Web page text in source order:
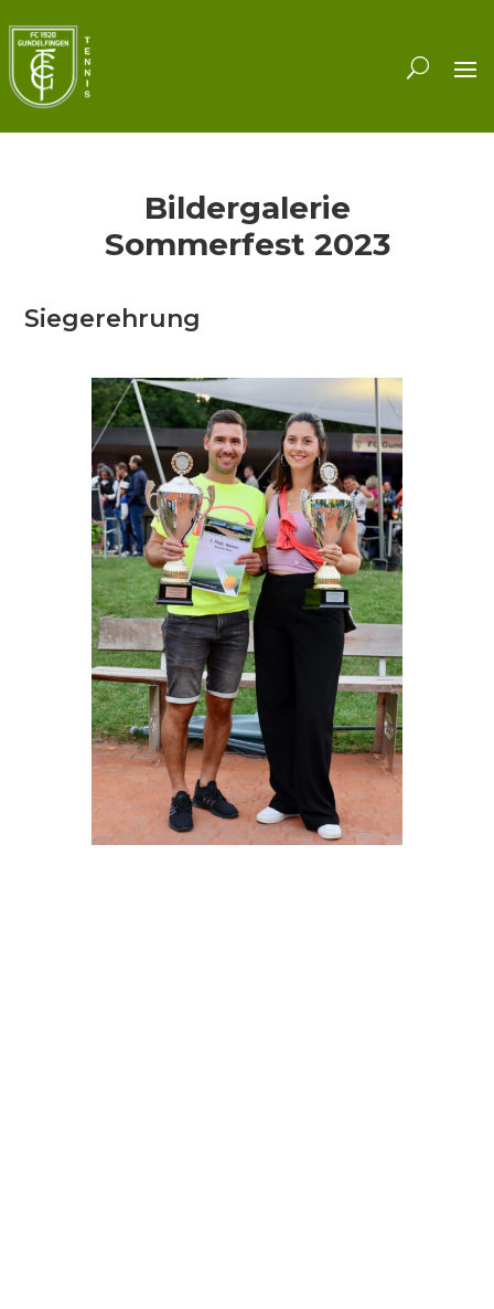
Bildergalerie
Sommerfest 2023
Siegerehrung